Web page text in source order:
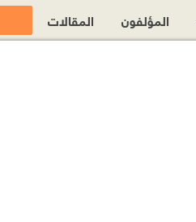
المؤلفون المقالات